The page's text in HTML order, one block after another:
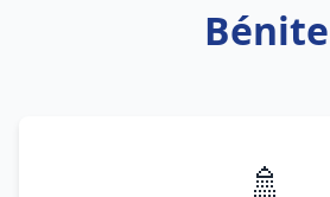
Bénite
🚿